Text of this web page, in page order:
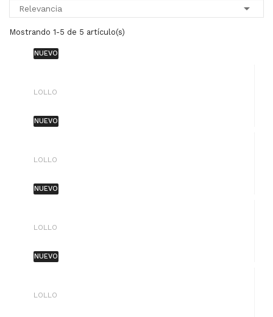
Relevancia 
Mostrando 1-5 de 5 artículo(s)
NUEVO
LOLLO
NUEVO
LOLLO
NUEVO
LOLLO
NUEVO
LOLLO